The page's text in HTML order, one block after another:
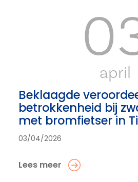
april
Beklaagde
betrokkenheid bij
met bromfietser in
03/04/2026
Lees meer